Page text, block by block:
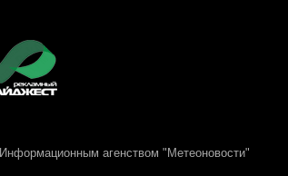
Информационным агенством "Метеоновости"